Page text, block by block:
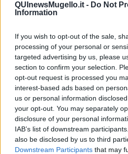
QUInewsMugello.it - Do Not
Information
If you wish to opt-out of the sale,
processing of your personal or
targeted advertising by us, please
section to confirm your selection.
opt-out request is processed you
interest-based ads based on
us or personal information
your opt-out. You may separately
disclosure of your personal
IAB’s list of downstream
also be disclosed by us to third
Downstream Participants that may
Se vuoi leggere le notizie principali
Newsletter QUInews -
alle 20:00 direttamente nella tua
Basta cliccareQUI
Ti potrebbe interessare anche:
Articoli dal Blog “Pensieri della
​Agorà reloaded
Ultimo
​L’urlo e gli inglesi
Carrà